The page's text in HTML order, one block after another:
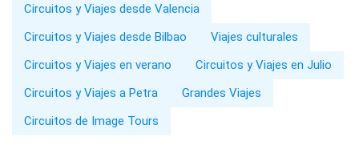
Circuitos y Viajes desde Valencia
Circuitos y Viajes desde Bilbao
Viajes culturales
Circuitos y Viajes en verano
Circuitos y Viajes en Julio
Circuitos y Viajes a Petra
Grandes Viajes
Circuitos de Image Tours